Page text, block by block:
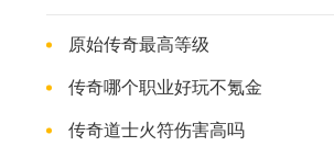
原始传奇最高等级
传奇哪个职业好玩不氪金
传奇道士火符伤害高吗